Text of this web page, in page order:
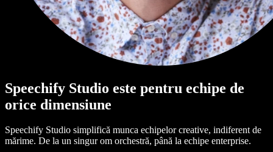
Speechify Studio este pentru echipe de
orice dimensiune
Speechify Studio simplifică munca echipelor creative, indiferent de
mărime. De la un singur om orchestră, până la echipe enterprise.